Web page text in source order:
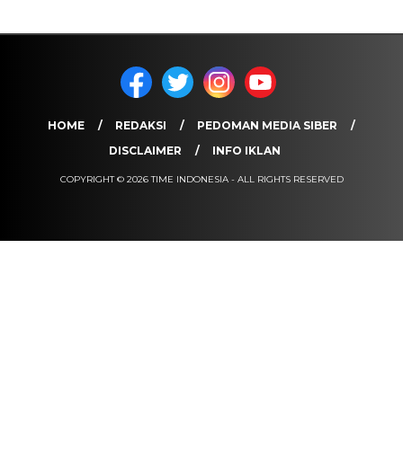
HOME REDAKSI
PEDOMAN MEDIA SIBER
DISCLAIMER
INFO IKLAN
COPYRIGHT © 2026 TIME INDONESIA - ALL RIGHTS RESERVED